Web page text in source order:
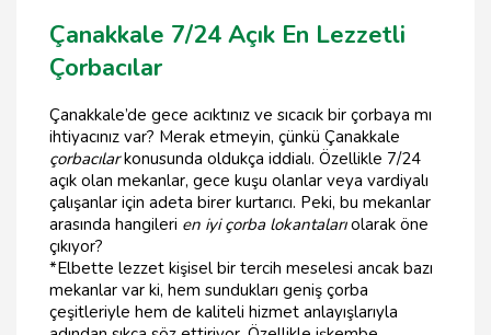
Çanakkale 7/24 Açık En Lezzetli
Çorbacılar
Çanakkale’de gece acıktınız ve sıcacık bir çorbaya mı
ihtiyacınız var? Merak etmeyin, çünkü Çanakkale
çorbacılarkonusunda oldukça iddialı. Özellikle 7/24
açık olan mekanlar, gece kuşu olanlar veya vardiyalı
çalışanlar için adeta birer kurtarıcı. Peki, bu mekanlar
arasında hangileri en iyi çorba lokantalarıolarak öne
çıkıyor?
*Elbette lezzet kişisel bir tercih meselesi ancak bazı
mekanlar var ki, hem sundukları geniş çorba
çeşitleriyle hem de kaliteli hizmet anlayışlarıyla